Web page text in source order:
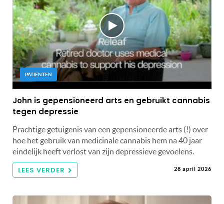
PATIËNTEN
John is gepensioneerd arts en gebruikt cannabis
tegen depressie
Prachtige getuigenis van een gepensioneerde arts (!) over
hoe het gebruik van medicinale cannabis hem na 40 jaar
eindelijk heeft verlost van zijn depressieve gevoelens.
LEES VERDER 28 april 2026